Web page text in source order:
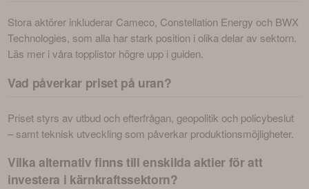
Stora aktörer inkluderar Cameco, Constellation Energy och BWX
Technologies, som alla har stark position i olika delar av sektorn.
Läs mer i våra topplistor högre upp i guiden.
Vad påverkar priset på uran?
Priset styrs av utbud och efterfrågan, geopolitik och policybeslut
– samt teknisk utveckling som påverkar produktionsmöjligheter.
Vilka alternativ finns till enskilda aktier för att
investera i kärnkraftssektorn?